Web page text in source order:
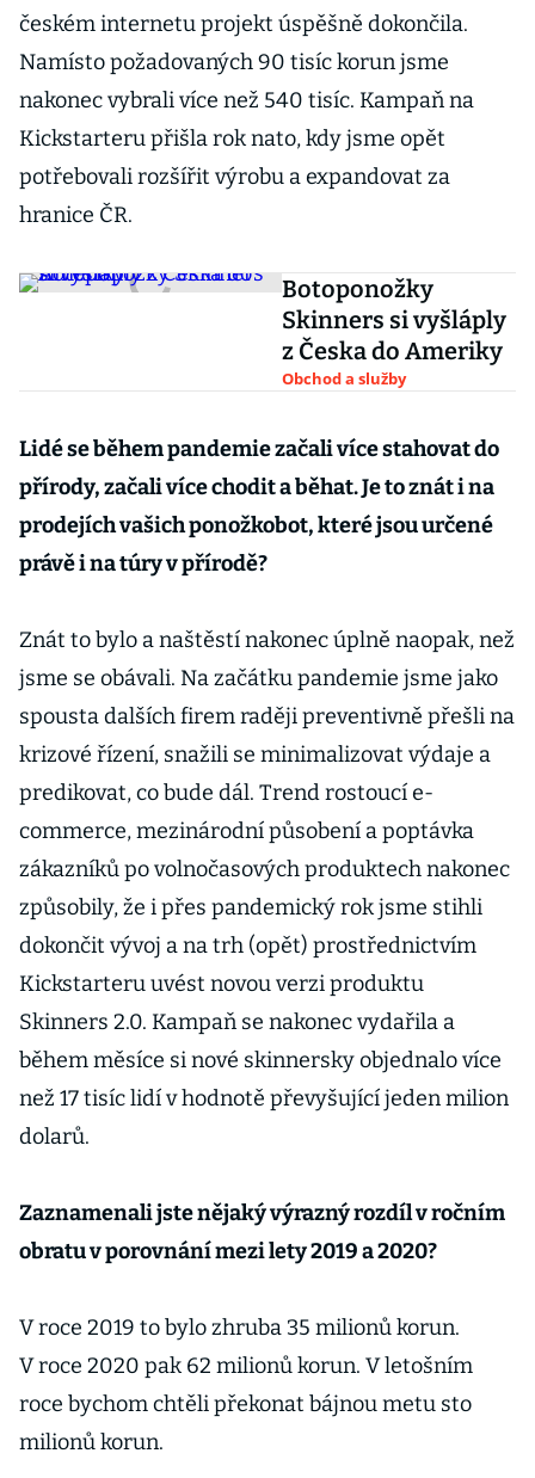
českém internetu projekt úspěšně dokončila.
Namísto požadovaných 90 tisíc korun jsme
nakonec vybrali více než 540 tisíc. Kampaň na
Kickstarteru přišla rok nato, kdy jsme opět
potřebovali rozšířit výrobu a expandovat za
hranice ČR.
Botoponožky
Skinners si vyšláply
z Česka do Ameriky
Obchod a služby
Lidé se během pandemie začali více stahovat do
přírody, začali více chodit a běhat. Je to znát i na
prodejích vašich ponožkobot, které jsou určené
právě i na túry v přírodě?
Znát to bylo a naštěstí nakonec úplně naopak, než
jsme se obávali. Na začátku pandemie jsme jako
spousta dalších firem raději preventivně přešli na
krizové řízení, snažili se minimalizovat výdaje a
predikovat, co bude dál. Trend rostoucí e-
commerce, mezinárodní působení a poptávka
zákazníků po volnočasových produktech nakonec
způsobily, že i přes pandemický rok jsme stihli
dokončit vývoj a na trh (opět) prostřednictvím
Kickstarteru uvést novou verzi produktu
Skinners 2.0. Kampaň se nakonec vydařila a
během měsíce si nové skinnersky objednalo více
než 17 tisíc lidí v hodnotě převyšující jeden milion
dolarů.
Zaznamenali jste nějaký výrazný rozdíl v ročním
obratu v porovnání mezi lety 2019 a 2020?
V roce 2019 to bylo zhruba 35 milionů korun.
V roce 2020 pak 62 milionů korun. V letošním
roce bychom chtěli překonat bájnou metu sto
milionů korun.